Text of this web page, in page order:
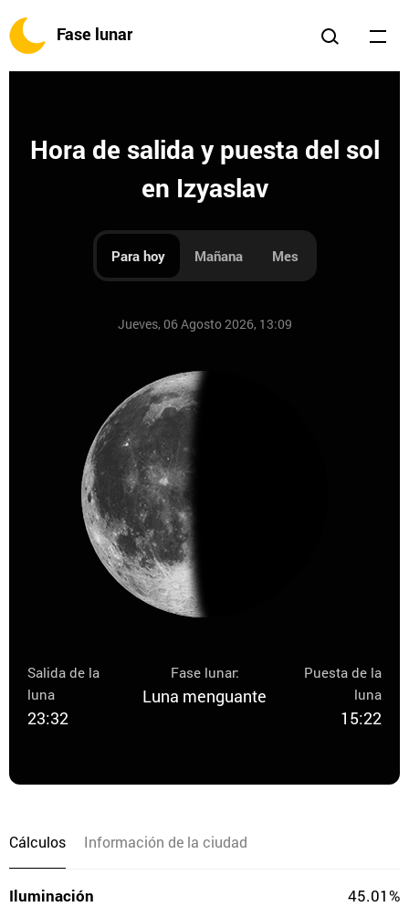
Fase lunar
Hora de salida y puesta del sol
en Izyaslav
Para hoy Mañana Mes
Jueves, 06 Agosto 2026, 13:09
Salida de la
luna
23:32
Fase lunar:
Luna menguante
Puesta de la
luna
15:22
Cálculos Información de la ciudad
Iluminación
45.01%